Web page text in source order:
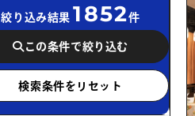
絞り込み結果 1852件
この条件で絞り込む
検索条件をリセット